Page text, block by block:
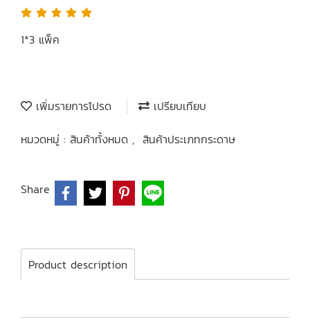
1*3 แพ็ค
เพิ่มรายการโปรด
เปรียบเทียบ
หมวดหมู่ : สินค้าทั้งหมด , สินค้าประเภทกระดาษ
Share
Product description